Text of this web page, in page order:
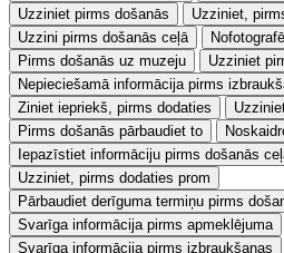
Uzziniet pirms došanās
Uzziniet,
Uzzini pirms došanās ceļā
Pirms došanās uz muzeju
Uzziniet
Nepieciešamā informācija pirms
Ziniet iepriekš, pirms dodaties
Pirms došanās pārbaudiet to
Iepazīstiet informāciju pirms došanās
Uzziniet, pirms dodaties prom
Pārbaudiet derīguma termiņu pirms
Svarīga informācija pirms apmeklējuma
Svarīga informācija pirms izbraukšanas